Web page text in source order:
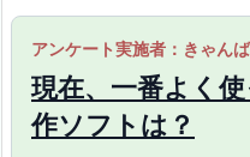
アンケート実施者：きゃん
現在、一番よく
作ソフトは？